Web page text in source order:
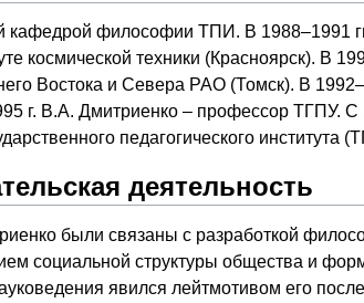
кафедрой философии ТПИ. В 1988–1991
космической техники (Красноярск). В
Востока и Севера РАО (Томск). В
г. В.А. Дмитриенко – профессор ТГПУ.
педагогического института
деятельность
были связаны с разработкой
социальной структуры общества и
явился лейтмотивом его